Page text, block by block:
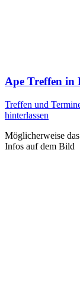
Ape Treffen in
Treffen und
hinterlassen
Möglicherweise
Infos auf dem Bild